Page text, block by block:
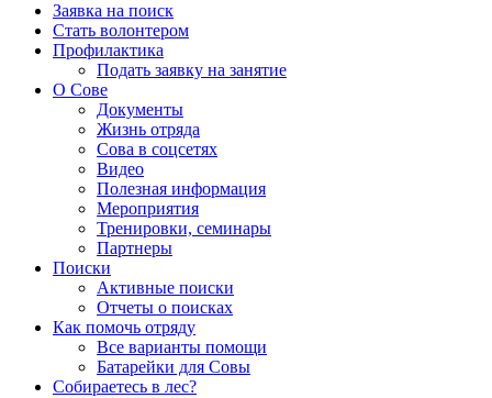
Заявка на поиск
Стать волонтером
Профилактика
Подать заявку на занятие
О Сове
Документы
Жизнь отряда
Сова в соцсетях
Видео
Полезная информация
Мероприятия
Тренировки, семинары
Партнеры
Поиски
Активные поиски
Отчеты о поисках
Как помочь отряду
Все варианты помощи
Батарейки для Совы
Собираетесь в лес?